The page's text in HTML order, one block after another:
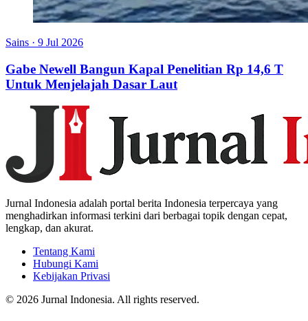
Sains · 9 Jul 2026
Gabe Newell Bangun Kapal Penelitian Rp 14,6 T
Untuk Menjelajah Dasar Laut
Jurnal Indonesia adalah portal berita Indonesia terpercaya yang
menghadirkan informasi terkini dari berbagai topik dengan cepat,
lengkap, dan akurat.
Tentang Kami
Hubungi Kami
Kebijakan Privasi
© 2026 Jurnal Indonesia. All rights reserved.